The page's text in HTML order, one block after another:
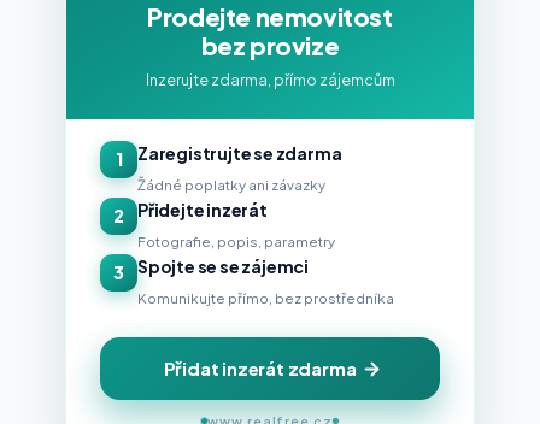
Prodejte nemovitost
bez provize
Inzerujte zdarma, přímo zájemcům
1 Zaregistrujte se zdarma
Žádné poplatky ani závazky
2 Přidejte inzerát
Fotografie, popis, parametry
3 Spojte se se zájemci
Komunikujte přímo, bez prostředníka
Přidat inzerát zdarma